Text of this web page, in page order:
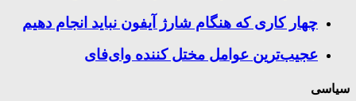
چهار کاری که هنگام شارژ آیفون نباید انجام دهیم
عجیب‌ترین عوامل مختل کننده وای‌فای
سیاسی